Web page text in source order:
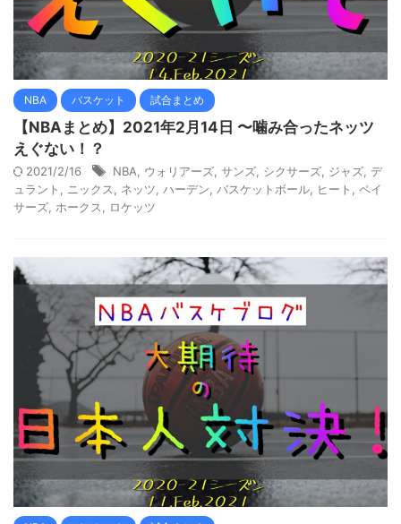
NBA バスケット 試合まとめ
【NBAまとめ】2021年2月14日 〜噛み合ったネッツ
えぐない！？
2021/2/16 NBA ウォリアーズ サンズ シクサーズ ジャズ デ
ュラント
ニックス ネッツ ハーデン バスケットボール ヒート
ペイ
サーズ ホークス ロケッツ